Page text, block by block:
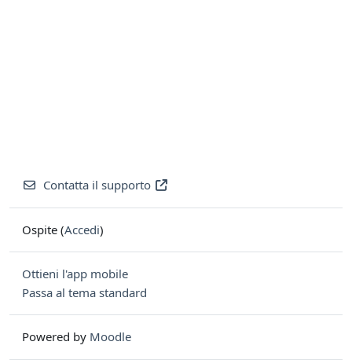
Contatta il supporto
Ospite (Accedi)
Ottieni l'app mobile
Passa al tema standard
Powered by Moodle